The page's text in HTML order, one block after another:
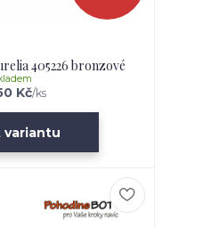
405226 bronzové
Kč/ks
variantu